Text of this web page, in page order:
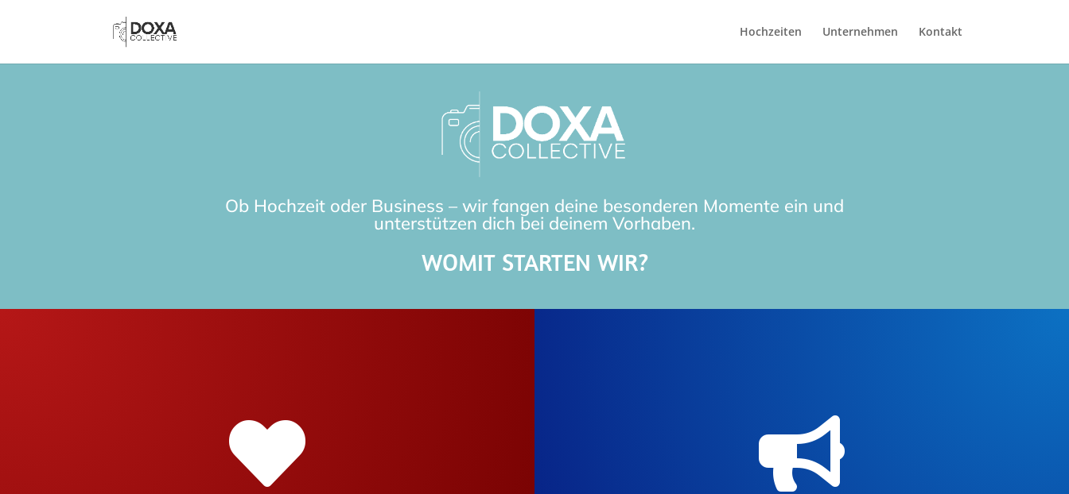
Hochzeiten Unternehmen Kontakt
Ob Hochzeit oder Business – wir fangen deine besonderen Momente ein und
unterstützen dich bei deinem Vorhaben.
WOMIT STARTEN WIR?
 